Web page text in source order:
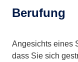
Berufung
Angesichts eines
dass Sie sich